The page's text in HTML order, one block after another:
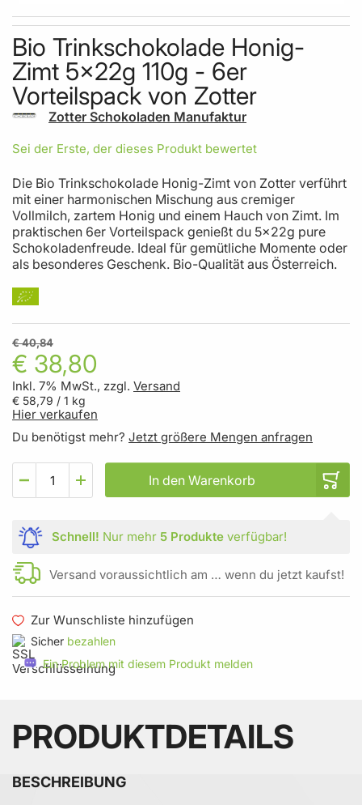
Skip to the beginning of the images gallery
Bio Trinkschokolade Honig-
Zimt 5x22g 110g - 6er
Vorteilspack von Zotter
Zotter Schokoladen Manufaktur
Sei der Erste, der dieses Produkt bewertet
Die Bio Trinkschokolade Honig-Zimt von Zotter verführt
mit einer harmonischen Mischung aus cremiger
Vollmilch, zartem Honig und einem Hauch von Zimt. Im
praktischen 6er Vorteilspack genießt du 5x22g pure
Schokoladenfreude. Ideal für gemütliche Momente oder
als besonderes Geschenk. Bio-Qualität aus Österreich.
€ 38,80
€ 40,84
Inkl. 7% MwSt., zzgl. Versand
€ 58,79 / 1 kg
Hier verkaufen
Du benötigst mehr? Jetzt größere Mengen anfragen
In den Warenkorb
Schnell! Nur mehr 5 Produkteverfügbar!
Versand voraussichtlich am … wenn du jetzt kaufst!
Zur Wunschliste hinzufügen
Sicher bezahlen
Ein Problem mit diesem Produkt melden
PRODUKTDETAILS
BESCHREIBUNG